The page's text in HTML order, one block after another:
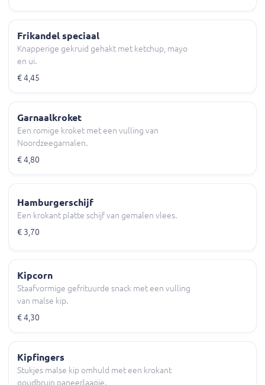
Frikandel speciaal
Knapperige gekruid gehakt met ketchup, mayo
en ui.
€ 4,45
Garnaalkroket
Een romige kroket met een vulling van
Noordzeegarnalen.
€ 4,80
Hamburgerschijf
Een krokant platte schijf van gemalen vlees.
€ 3,70
Kipcorn
Staafvormige gefrituurde snack met een vulling
van malse kip.
€ 4,30
Kipfingers
Stukjes malse kip omhuld met een krokant
goudbruin paneerlaagje.